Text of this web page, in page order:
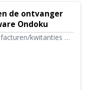
de ontvanger
Ondoku
kwitanties en